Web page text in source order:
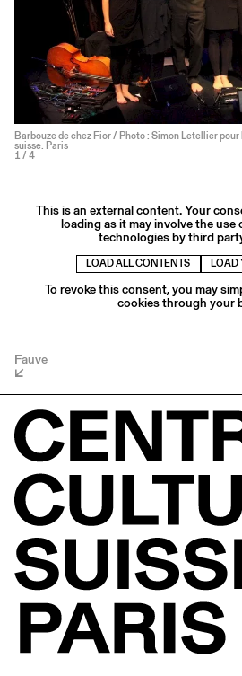
Barbouze de chez Fior / Photo : Simon Letellier
suisse. Paris
1 / 4
This is an external content. Your
loading as it may involve the
technologies by third
LOAD ALL CONTENTS LOAD
To revoke this consent, you may
cookies through your
Fauve